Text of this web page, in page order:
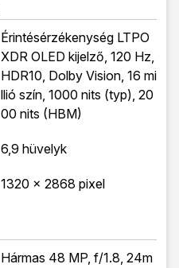
Érintésérzékenység LTPO
XDR OLED kijelző, 120 Hz,
HDR10, Dolby Vision, 16 mi
llió szín, 1000 nits (typ), 20
00 nits (HBM)
6,9 hüvelyk
1320 x 2868 pixel
Hármas 48 MP, f/1.8, 24m